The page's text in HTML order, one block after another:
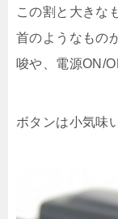
この割と大きな
首のようなもの
唆や、電源ON/
ボタンは小気味